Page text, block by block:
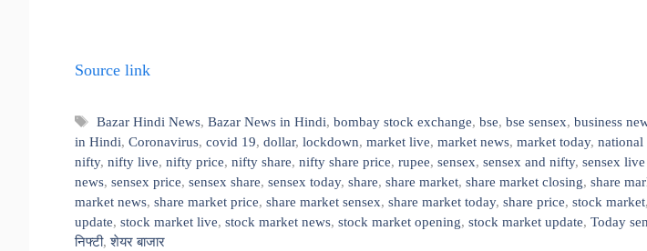
Source link
Tags
Bazar Hindi News,Bazar News in Hindi,bombay stock exchange,bse,bse sensex,business
in Hindi, Coronavirus, covid 19, dollar, lockdown, market live, market news, market today, national
nifty, nifty live, nifty price, nifty share, nifty share price, rupee, sensex, sensex and nifty, sensex
news, sensex price, sensex share, sensex today, share, share market, share market closing, share
market news, share market price, share market sensex, share market today, share price, stock market,
update, stock market live, stock market news, stock market opening, stock market update, Today
निफ्टी,शेयर बाजार